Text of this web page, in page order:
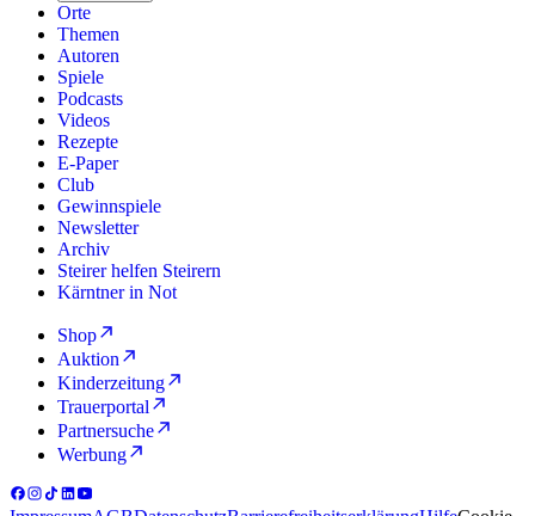
Orte
Themen
Autoren
Spiele
Podcasts
Videos
Rezepte
E-Paper
Club
Gewinnspiele
Newsletter
Archiv
Steirer helfen Steirern
Kärntner in Not
Shop
Auktion
Kinderzeitung
Trauerportal
Partnersuche
Werbung